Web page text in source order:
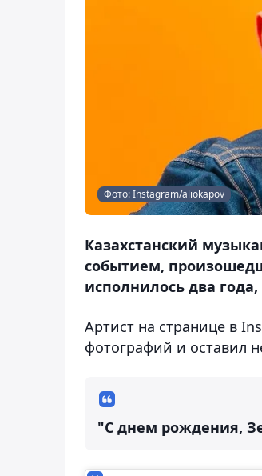
Фото: Instagram/aliokapov
Казахстанский
событием,
исполнилось два
Артист на странице в
фотографий и оставил
"С днем рождения,